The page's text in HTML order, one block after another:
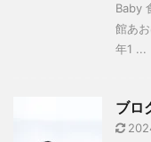
Baby
館あ
年1 ...
ブロ